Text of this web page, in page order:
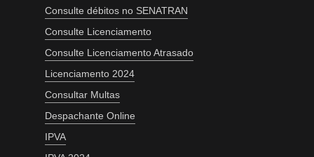
Consulte débitos no SENATRAN
Consulte Licenciamento
Consulte Licenciamento Atrasado
Licenciamento 2024
Consultar Multas
Despachante Online
IPVA